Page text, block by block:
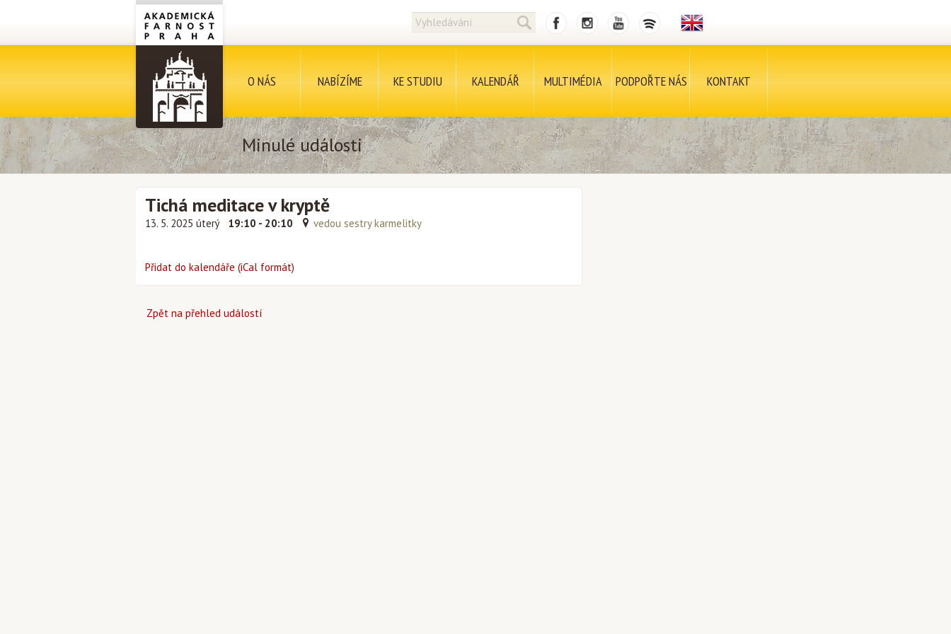
O NÁS NABÍZÍME KE STUDIU KALENDÁŘ MULTIMÉDIA PODPOŘTE NÁS KONTAKT
Minulé události
Tichá meditace v kryptě
13. 5. 2025 úterý 19:10 - 20:10 vedou sestry karmelitky
Přidat do kalendáře (iCal formát)
Zpět na přehled událostí